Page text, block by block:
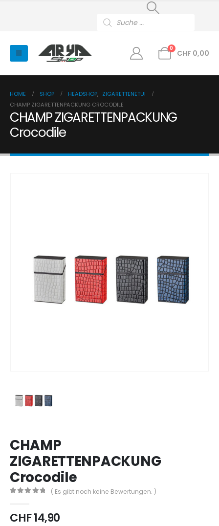
search
0
CHF 0,00
HOME SHOP HEADSHOP, ZIGARETTENETUI
CHAMP ZIGARETTENPACKUNG CROCODILE
CHAMP ZIGARETTENPACKUNG
Crocodile
CHAMP
ZIGARETTENPACKUNG
Crocodile
( Es gibt noch keine Bewertungen. )
CHF14,90